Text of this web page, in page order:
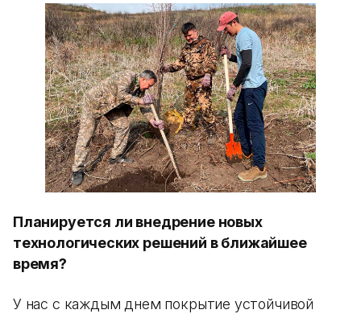
Планируется ли внедрение новых
технологических решений в ближайшее
время?
У нас с каждым днем покрытие устойчивой